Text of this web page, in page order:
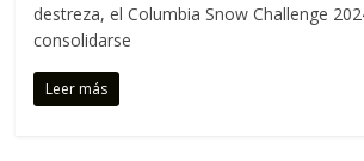
destreza, el Columbia Snow Challenge
consolidarse
Leer más